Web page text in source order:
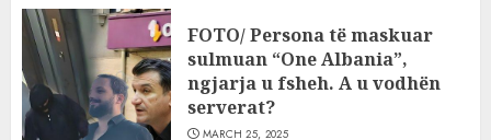
FOTO/ Persona të maskuar
sulmuan “One Albania”,
ngjarja u fsheh. A u vodhën
serverat?
MARCH 25, 2025